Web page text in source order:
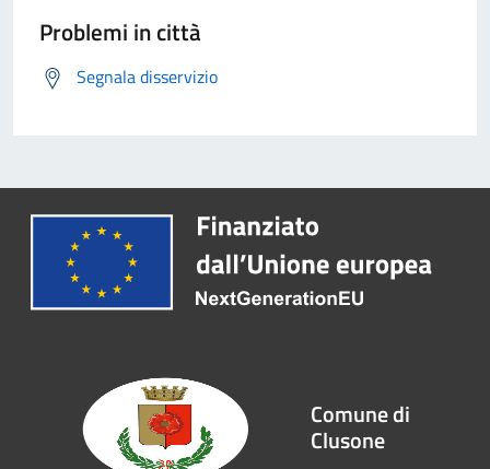
Problemi in città
Segnala disservizio
Comune di
Clusone